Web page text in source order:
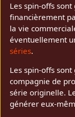
Les spin-offs
financièrement
la vie
éventuellement
séries.
Les spin-offs
compagnie de
série originelle.
générer eux-